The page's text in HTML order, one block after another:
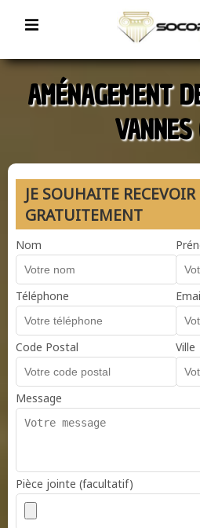
AMÉNAGEMENT
JE SOUHAITE
GRATUITEMENT
Nom
Téléphone
Code Postal Ville
Message
Pièce jointe (facultatif)